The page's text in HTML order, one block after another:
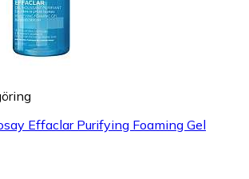
Effaclar Purifying Foaming Gel